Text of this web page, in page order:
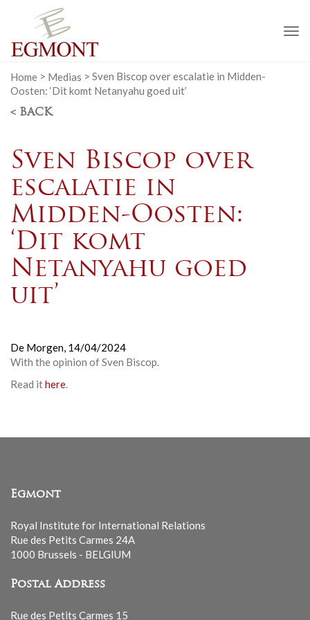
Home > Medias > Sven Biscop over escalatie in Midden-
Oosten: ‘Dit komt Netanyahu goed uit’
< BACK
Sven Biscop over
escalatie in
Midden-Oosten:
‘Dit komt
Netanyahu goed
uit’
De Morgen, 14/04/2024
With the opinion ofSven Biscop.
Read ithere.
Egmont
Royal Institute for International Relations
Rue des Petits Carmes 24A
1000 Brussels - BELGIUM
Postal Address
Rue des Petits Carmes 15